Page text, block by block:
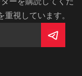
視しています。